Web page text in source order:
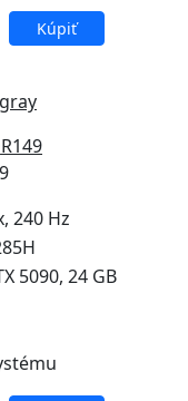
Kúpiť
240 Hz
5090, 24 GB